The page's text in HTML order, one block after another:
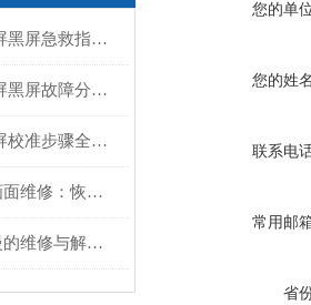
TP1200西门子触摸屏黑屏急救指南：从排查到修复的完整流程
TP1200西门子触摸屏黑屏故障分析与维修指南
TP1200西门子触摸屏校准步骤全解析
西门子人机界面卡画面维修：恢复高效交互的关键步骤
KTP1200触摸反应慢的维修与解决方案
您的单
您的姓
联系电
常用邮
省